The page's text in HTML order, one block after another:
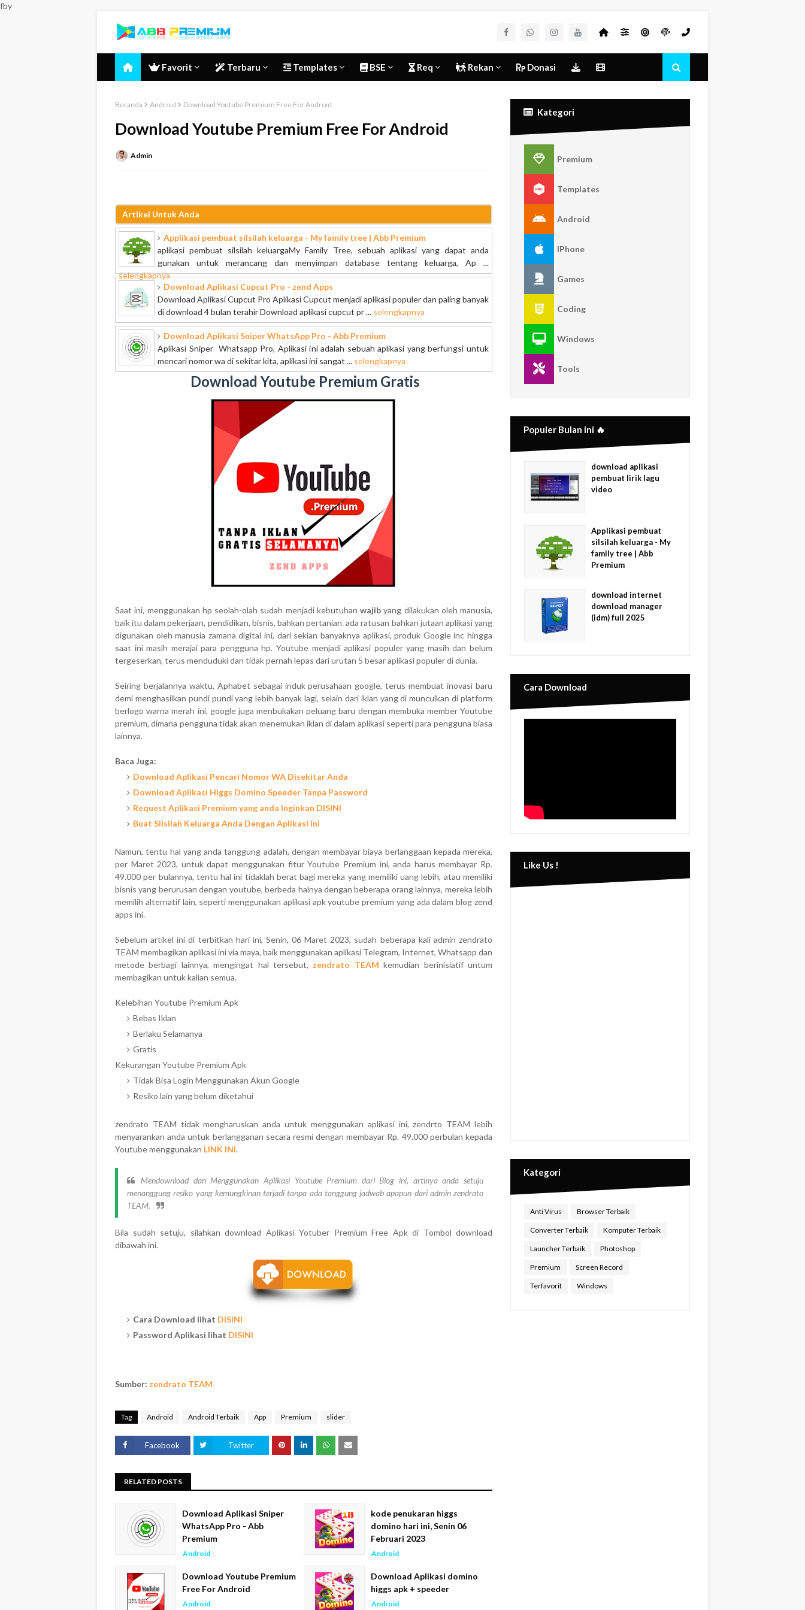
fby
Favorit Terbaru Templates BSE Req Rekan Donasi
Beranda Android Download Youtube Premium Free For Android
Download Youtube Premium Free For Android
Admin
Artikel Untuk Anda
Applikasi pembuat silsilah keluarga - My family tree | Abb Premium
aplikasi pembuat silsilah keluargaMy Family Tree, sebuah aplikasi yang dapat anda
gunakan untuk merancang dan menyimpan database tentang keluarga, Ap ...
selengkapnya
Download Aplikasi Cupcut Pro - zend Apps
Download Aplikasi Cupcut Pro Aplikasi Cupcut menjadi aplikasi populer dan paling banyak
di download 4 bulan terahir Download aplikasi cupcut pr ... selengkapnya
Download Aplikasi Sniper WhatsApp Pro - Abb Premium
Aplikasi Sniper Whatsapp Pro, Aplikasi ini adalah sebuah aplikasi yang berfungsi untuk
mencari nomor wa di sekitar kita, aplikasi ini sangat ... selengkapnya
Download Youtube Premium Gratis
Saat ini, menggunakan hp seolah-olah sudah menjadi kebutuhan wajibyang dilakukan oleh manusia,
baik itu dalam pekerjaan, pendidikan, bisnis, bahkan pertanian. ada ratusan bahkan jutaan aplikasi yang
digunakan oleh manusia zamana digital ini, dari sekian banyaknya aplikasi, produk Google inc hingga
saat ini masih merajai para pengguna hp. Youtube menjadi aplikasi populer yang masih dan belum
tergeserkan, terus menduduki dan tidak pernah lepas dari urutan 5 besar aplikasi populer di dunia.
Seiring berjalannya waktu, Aphabet sebagai induk perusahaan google, terus membuat inovasi baru
demi menghasilkan pundi pundi yang lebih banyak lagi, selain dari iklan yang di munculkan di platform
berlogo warna merah ini, google juga menbukakan peluang baru dengan membuka member Youtube
premium, dimana pengguna tidak akan menemukan iklan di dalam aplikasi seperti para pengguna biasa
lainnya.
Baca Juga:
Download Aplikasi Pencari Nomor WA Disekitar Anda
Download Aplikasi Higgs Domino Speeder Tanpa Password
Request Aplikasi Premium yang anda Inginkan DISINI
Buat Silsilah Keluarga Anda Dengan Aplikasi ini
Namun, tentu hal yang anda tanggung adalah, dengan membayar biaya berlanggaan kepada mereka,
per Maret 2023, untuk dapat menggunakan fitur Youtube Premium ini, anda harus membayar Rp.
49.000 per bulannya, tentu hal ini tidaklah berat bagi mereka yang memiliki uang lebih, atau memiliki
bisnis yang berurusan dengan youtube, berbeda halnya dengan beberapa orang lainnya, mereka lebih
memilih alternatif lain, seperti menggunakan aplikasi apk youtube premium yang ada dalam blog zend
apps ini.
Sebelum artikel ini di terbitkan hari ini, Senin, 06 Maret 2023, sudah beberapa kali admin zendrato
TEAM membagikan aplikasi ini via maya, baik menggunakan aplikasi Telegram, Internet, Whatsapp dan
metode berbagi lainnya, mengingat hal tersebut,zendrato TEAM kemudian berinisiatif untum
membagikan untuk kalian semua.
Kelebihan Youtube Premium Apk
Bebas Iklan
Berlaku Selamanya
Gratis
Kekurangan Youtube Premium Apk
Tidak Bisa Login Menggunakan Akun Google
Resiko lain yang belum diketahui
zendrato TEAM tidak mengharuskan anda untuk menggunakan aplikasi ini, zendrto TEAM lebih
menyarankan anda untuk berlangganan secara resmi dengan membayar Rp. 49.000 perbulan kepada
Youtube menggunakan LINK INI.
Mendownload dan Menggunakan Aplikasi Youtube Premium dari Blog ini, artinya anda setuju
menanggung resiko yang kemungkinan terjadi tanpa ada tanggung jadwab apapun dari admin zendrato
TEAM.
Bila sudah setuju, silahkan download Aplikasi Yotuber Premium Free Apk di Tombol download
dibawah ini.
Cara Download lihat DISINI
Password Aplikasi lihat DISINI
Sumber: zendrato TEAM
Tag Android Android Terbaik App Premium slider
Facebook Twitter
RELATED POSTS
Download Aplikasi Sniper
WhatsApp Pro - Abb
Premium
Android
kode penukaran higgs
domino hari ini, Senin 06
Februari 2023
Android
Download Youtube Premium
Free For Android
Android
Download Aplikasi domino
higgs apk + speeder
Android
Kategori
Premium
Templates
Android
IPhone
Games
Coding
Windows
Tools
Populer Bulan ini 🔥
download aplikasi
pembuat lirik lagu
video
Applikasi pembuat
silsilah keluarga - My
family tree | Abb
Premium
download internet
download manager
(idm) full 2025
Cara Download
Like Us !
Kategori
Anti Virus Browser Terbaik
Converter Terbaik Komputer Terbaik
Launcher Terbaik Photoshop
Premium Screen Record
Terfavorit Windows